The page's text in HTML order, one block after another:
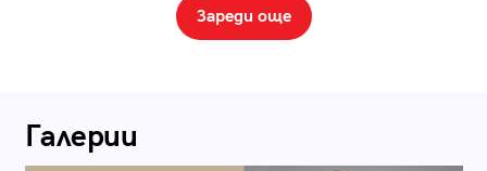
Зареди още
Галерии